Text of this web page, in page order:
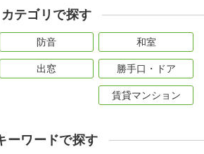
カテゴリで探す
防音 和室
出窓 勝手口・ドア
賃貸マンション
ーワードで探す